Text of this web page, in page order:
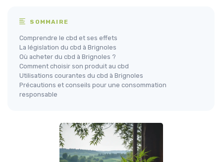
SOMMAIRE
Comprendre le cbd et ses effets
La législation du cbd à Brignoles
Où acheter du cbd à Brignoles ?
Comment choisir son produit au cbd
Utilisations courantes du cbd à Brignoles
Précautions et conseils pour une consommation
responsable